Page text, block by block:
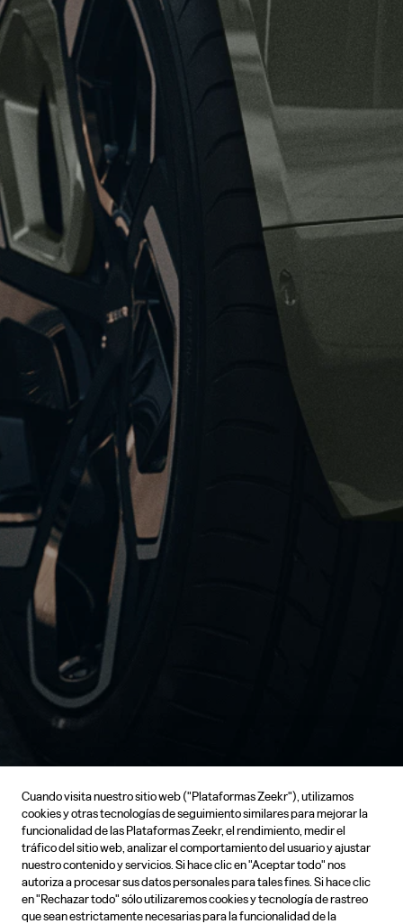
Cuando visita nuestro sitio web ("Plataformas Zeekr"), utilizamos
cookies y otras tecnologías de seguimiento similares para mejorar la
funcionalidad de las Plataformas Zeekr, el rendimiento, medir el
tráfico del sitio web, analizar el comportamiento del usuario y ajustar
nuestro contenido y servicios. Si hace clic en "Aceptar todo" nos
autoriza a procesar sus datos personales para tales fines. Si hace clic
en "Rechazar todo" sólo utilizaremos cookies y tecnología de rastreo
que sean estrictamente necesarias para la funcionalidad de la